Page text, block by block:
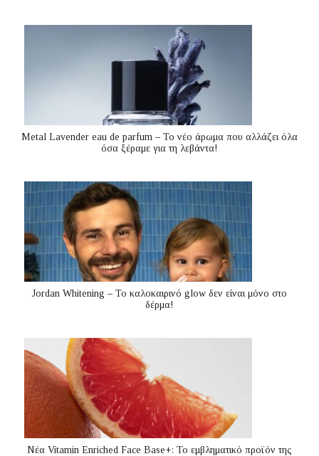
Metal Lavender eau de parfum – Το νέο άρωμα που αλλάζει όλα
όσα ξέραμε για τη λεβάντα!
Jordan Whitening – Το καλοκαιρινό glow δεν είναι μόνο στο
δέρμα!
Nέα Vitamin Enriched Face Base+: Το εμβληματικό προϊόν της